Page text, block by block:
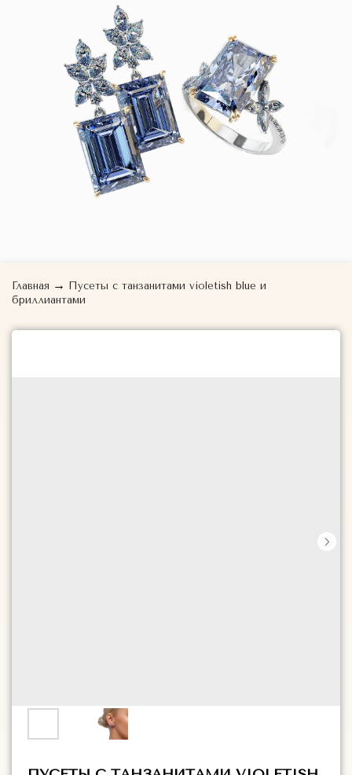
Главная →
Пусеты с танзанитами violetish blue и
бриллиантами